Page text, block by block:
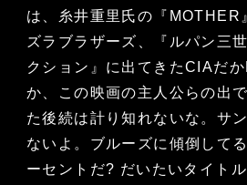
は、糸井重里氏の『MOTHER
ズラブラザーズ、『ルパン三
クション』に出てきたCIAだ
か、この映画の主人公らの出
た後続は計り知れないな。サ
ないよ。ブルーズに傾倒して
ーセントだ? だいたいタイトル